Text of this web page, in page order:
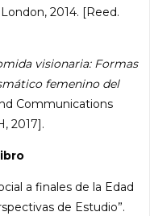
2014. [Reed.
visionaria: Formas
femenino del
Communications
2017].
a finales de la Edad
de Estudio”.